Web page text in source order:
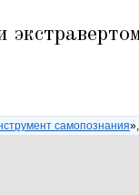
самопознания